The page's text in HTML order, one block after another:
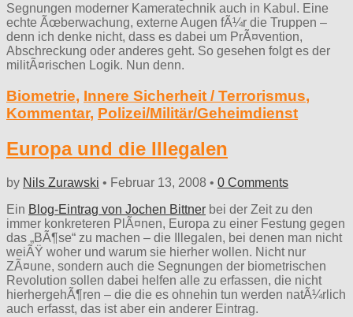
Segnungen moderner Kameratechnik auch in Kabul. Eine
echte Ãœberwachung, externe Augen fÃ¼r die Truppen –
denn ich denke nicht, dass es dabei um PrÃ¤vention,
Abschreckung oder anderes geht. So gesehen folgt es der
militÃ¤rischen Logik. Nun denn.
Biometrie, Innere Sicherheit / Terrorismus,
Kommentar, Polizei/Militär/Geheimdienst
Europa und die Illegalen
by Nils Zurawski • Februar 13, 2008 • 0 Comments
Ein Blog-Eintrag von Jochen Bittner bei der Zeit zu den
immer konkreteren PlÃ¤nen, Europa zu einer Festung gegen
das „BÃ¶se“ zu machen – die Illegalen, bei denen man nicht
weiÃŸ woher und warum sie hierher wollen. Nicht nur
ZÃ¤une, sondern auch die Segnungen der biometrischen
Revolution sollen dabei helfen alle zu erfassen, die nicht
hierhergehÃ¶ren – die die es ohnehin tun werden natÃ¼rlich
auch erfasst, das ist aber ein anderer Eintrag.